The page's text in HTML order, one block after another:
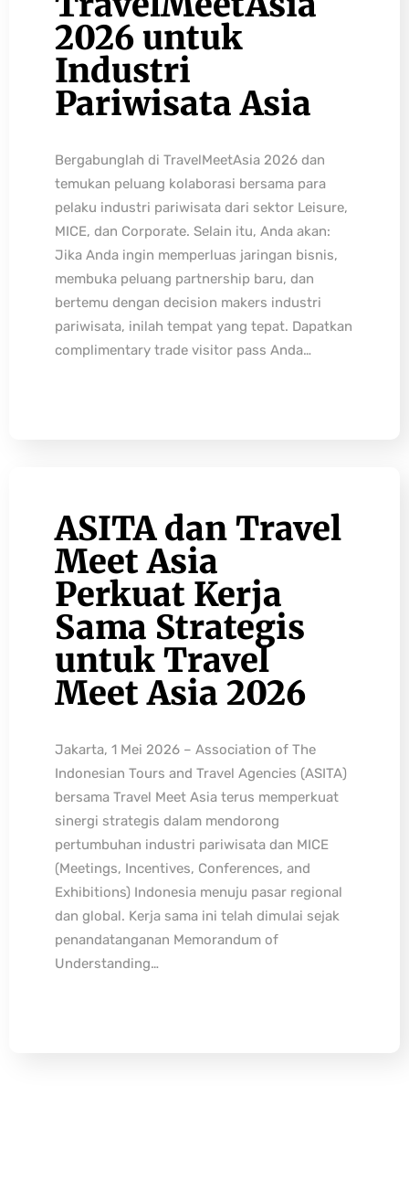
2026 untuk
Industri
Pariwisata Asia
Bergabunglah di TravelMeetAsia 2026 dan
temukan peluang kolaborasi bersama para
pelaku industri pariwisata dari sektor Leisure,
MICE, dan Corporate. Selain itu, Anda akan:
Jika Anda ingin memperluas jaringan bisnis,
membuka peluang partnership baru, dan
bertemu dengan decision makers industri
pariwisata, inilah tempat yang tepat. Dapatkan
complimentary trade visitor pass Anda…
ASITA dan Travel
Meet Asia
Perkuat Kerja
Sama Strategis
untuk Travel
Meet Asia 2026
Jakarta, 1 Mei 2026 – Association of The
Indonesian Tours and Travel Agencies (ASITA)
bersama Travel Meet Asia terus memperkuat
sinergi strategis dalam mendorong
pertumbuhan industri pariwisata dan MICE
(Meetings, Incentives, Conferences, and
Exhibitions) Indonesia menuju pasar regional
dan global. Kerja sama ini telah dimulai sejak
penandatanganan Memorandum of
Understanding…